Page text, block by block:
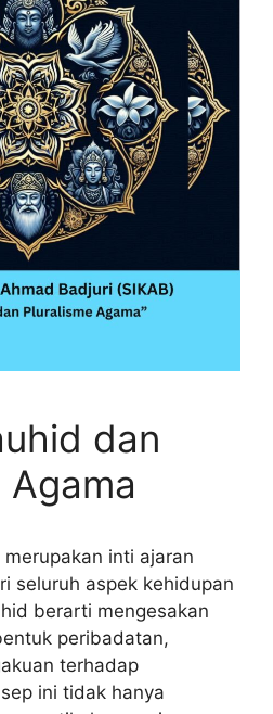
dan
Agama
inti ajaran
seluruh aspek kehidupan
berarti mengesakan
peribadatan,
terhadap
ini tidak hanya